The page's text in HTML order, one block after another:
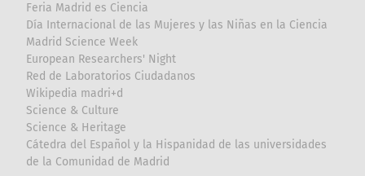
Feria Madrid es Ciencia
Día Internacional de las Mujeres y las Niñas en la Ciencia
Madrid Science Week
European Researchers' Night
Red de Laboratorios Ciudadanos
Wikipedia madri+d
Science & Culture
Science & Heritage
Cátedra del Español y la Hispanidad de las universidades
de la Comunidad de Madrid